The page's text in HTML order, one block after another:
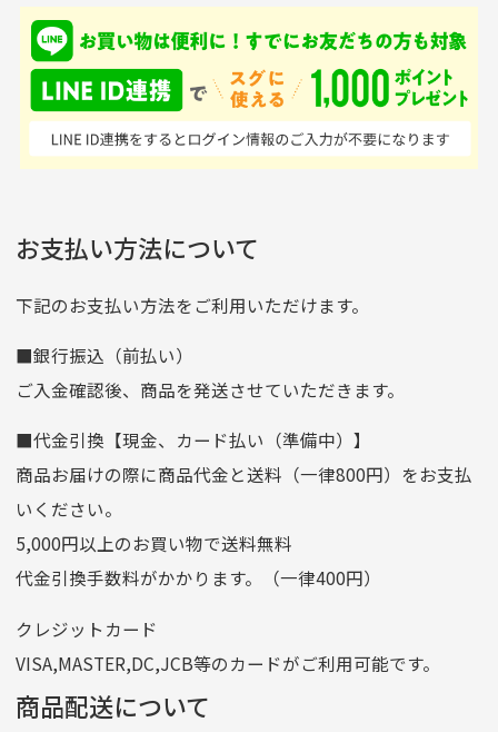
て、ここまでゴルフブラ
ンドの取り扱いがあるの
はすごい。 毎日たくさ
んの商品がアップされて
いるので新作チェックす
品ですが綺麗に梱包され
ており商品を大切にして
いる感が伝わってきまし
た 「フロント部分に汚
れあり」と記載ありまし
[…]
入金確認後商品発送となります。
※土曜、日曜、祝日は入金確認及び発送業務は致しておりま
せん。
尚、お振込み手数料はお客様ご負担となります。入金確認後
商品発送となります。
ご注文頂いてから7日以内をお振込み期限とさせ
りますのでご了承くださいませ。
支店名
和歌山支店
口座種別
普通
口座番号
0255557
口座名義
株式会社一条
ゆうちょ銀行
ゆうちょ間
記号
14710
他銀行から
店名
四七八（読みヨンナナハチ）
店番
478
申し込まれた商品と届いた商品が異なっている場合
商品説明に記載されていない汚れやダメージがある商品
の場合
お支払い方法について
下記のお支払い方法をご利用いただけます。
■銀行振込（前払い）
ご入金確認後、商品を発送させていただきます。
■代金引換【現金、カード払い（準備中）】
商品お届けの際に商品代金と送料（一律800円）をお支払
いください。
5,000円以上のお買い物で送料無料
代金引換手数料がかかります。（一律400円）
クレジットカード
VISA,MASTER,DC,JCB等のカードがご利用可能です。
商品配送について